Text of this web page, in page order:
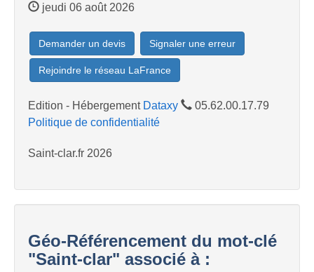
jeudi 06 août 2026
Demander un devis Signaler une erreur
Rejoindre le réseau LaFrance
Edition - Hébergement Dataxy
05.62.00.17.79
Politique de confidentialité
Saint-clar.fr 2026
Géo-Référencement du mot-clé
"Saint-clar" associé à :